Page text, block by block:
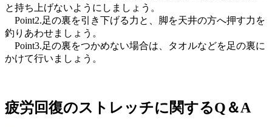
と持ち上げないようにしましょう。
Point2.足の裏を引き下げる力と、脚を天井の方へ押す力を
釣りあわせましょう。
Point3.足の裏をつかめない場合は、タオルなどを足の裏に
かけて行いましょう。
疲労回復のストレッチに関するQ＆A